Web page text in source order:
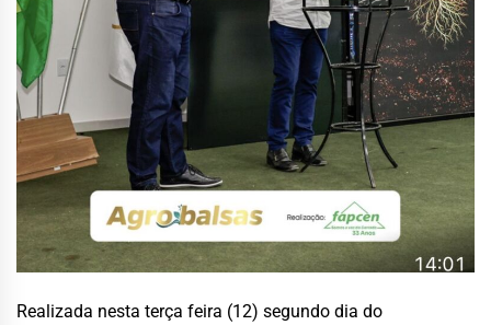
Realizada nesta terça feira (12) segundo dia do